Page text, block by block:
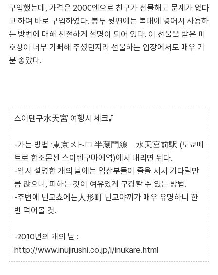
구입했는데, 가격은 2000엔으로 친구가 선물해도 문제가 없다
고 하여 바로 구입하였다. 봉투 뒷편에는 복대에 넣어서 사용하
는 방법에 대해 친절하게 설명이 되어 있다. 이 선물을 받은 미
호상이 너무 기뻐해 주셨던지라 선물하는 입장에서도 매우 기
분 좋았다.
스이텐구水天宮 여행시 체크♪
-가는 방법 :東京メトロ 半蔵門線 水天宮前駅 (도쿄메
트로 한조몬센 스이텐구마에역)에서 내리면 된다.
-앞서 설명한 개의 날에는 임산부들이 줄을 서서 기다릴만
큼 많으니, 피하는 것이 여유있게 구경할 수 있는 방법.
-주변에 닌교쵸에는人形町 닌교야끼가 매우 유명하니 한
번 먹어볼 것.
-2010년의 개의 날 :
http://www.inujirushi.co.jp/i/inukare.html